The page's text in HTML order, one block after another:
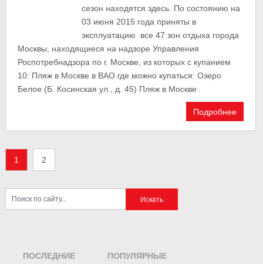
сезон находятся здесь. По состоянию на
03 июня 2015 года приняты в
эксплуатацию все 47 зон отдыха города
Москвы, находящиеся на надзоре Управления
Роспотребнадзора по г. Москве, из которых с купанием
10: Пляж в Москве в ВАО где можно купаться: Озеро
Белое (Б. Косинская ул., д. 45) Пляж в Москве
Подробнее
1 2
ПОСЛЕДНИЕ ПОПУЛЯРНЫЕ